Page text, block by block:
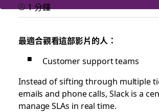
1 分鐘
最適合觀看這部影片的人：
Customer support teams
Instead of sifting through multiple
emails and phone calls, Slack is a
manage SLAs in real time.